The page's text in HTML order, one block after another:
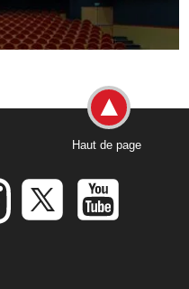
Haut de page